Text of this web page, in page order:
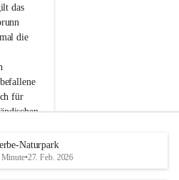
das
die
für
oder
Bitte
Winzer
u
e
d
Naturpark
Minute•27. Feb. 2026